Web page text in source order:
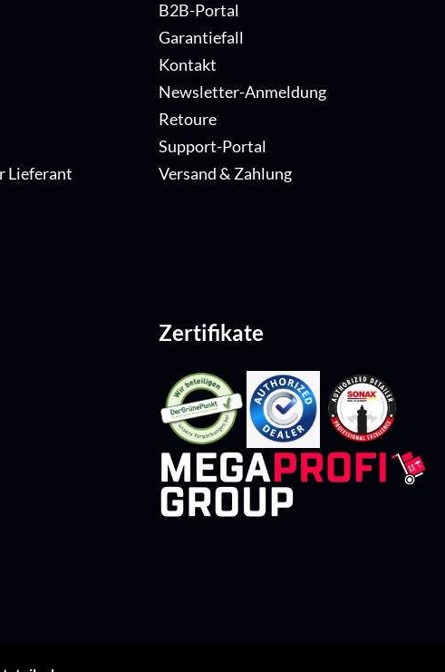
Lieferant
B2B-Portal
Garantiefall
Kontakt
Newsletter-Anmeldung
Retoure
Support-Portal
Versand & Zahlung
Zertifikate